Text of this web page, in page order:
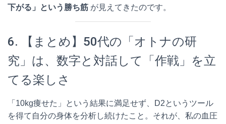
下がる」という勝ち筋 が見えてきたのです。
6. 【まとめ】50代の「オトナの研
究」は、数字と対話して「作戦」を立
てる楽しさ
「10kg痩せた」という結果に満足せず、D2というツール
を得て自分の身体を分析し続けたこと。それが、私の血圧